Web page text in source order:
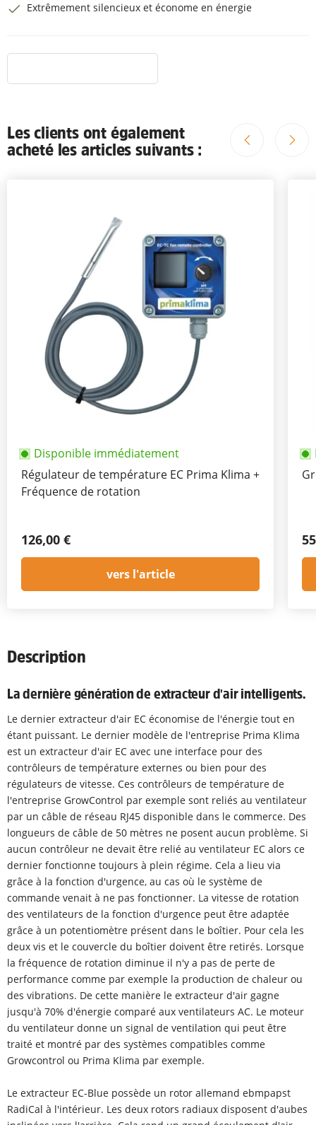
Extrêmement silencieux et économe en énergie
Les clients ont également
acheté les articles suivants :
Disponible immédiatement
Régulateur de température EC Prima Klima +
Fréquence de rotation
126,00 €
vers l'article
Description
La dernière génération de extracteur d'air intelligents.
Le dernier extracteur d'air EC économise de l'énergie tout en
étant puissant. Le dernier modèle de l'entreprise Prima Klima
est un extracteur d'air EC avec une interface pour des
contrôleurs de température externes ou bien pour des
régulateurs de vitesse. Ces contrôleurs de température de
l'entreprise GrowControl par exemple sont reliés au ventilateur
par un câble de réseau RJ45 disponible dans le commerce. Des
longueurs de câble de 50 mètres ne posent aucun problème. Si
aucun contrôleur ne devait être relié au ventilateur EC alors ce
dernier fonctionne toujours à plein régime. Cela a lieu via
grâce à la fonction d'urgence, au cas où le système de
commande venait à ne pas fonctionner. La vitesse de rotation
des ventilateurs de la fonction d'urgence peut être adaptée
grâce à un potentiomètre présent dans le boîtier. Pour cela les
deux vis et le couvercle du boîtier doivent être retirés. Lorsque
la fréquence de rotation diminue il n'y a pas de perte de
performance comme par exemple la production de chaleur ou
des vibrations. De cette manière le extracteur d'air gagne
jusqu'à 70% d'énergie comparé aux ventilateurs AC. Le moteur
du ventilateur donne un signal de ventilation qui peut être
traité et montré par des systèmes compatibles comme
Growcontrol ou Prima Klima par exemple.
Le extracteur EC-Blue possède un rotor allemand ebmpapst
RadiCal à l'intérieur. Les deux rotors radiaux disposent d'aubes